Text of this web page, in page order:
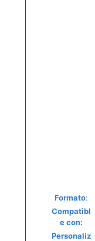
Formato:
Compatibl
e con:
Personaliz